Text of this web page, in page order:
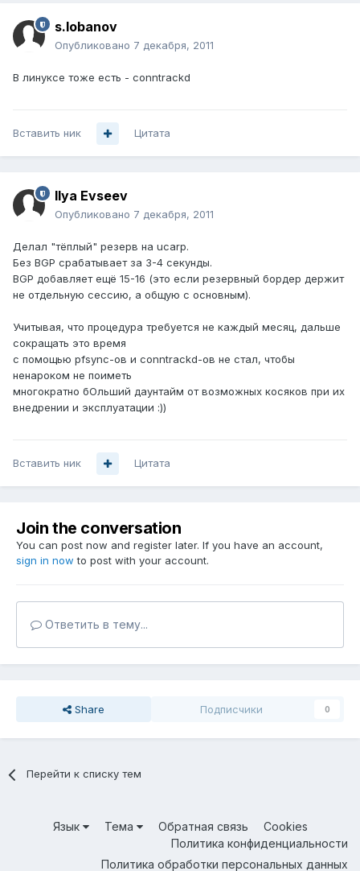
s.lobanov
Опубликовано 7 декабря, 2011
В линуксе тоже есть - conntrackd
Вставить ник Цитата
Ilya Evseev
Опубликовано 7 декабря, 2011
Делал "тёплый" резерв на ucarp.
Без BGP срабатывает за 3-4 секунды.
BGP добавляет ещё 15-16 (это если резервный бордер держит
не отдельную сессию, а общую с основным).
Учитывая, что процедура требуется не каждый месяц, дальше
сокращать это время
с помощью pfsync-ов и conntrackd-ов не стал, чтобы
ненароком не поиметь
многократно бОльший даунтайм от возможных косяков при их
внедрении и эксплуатации :))
Вставить ник Цитата
Join the conversation
You can post now and register later. If you have an account,
sign in now to post with your account.
Ответить в тему...
Share Подписчики 0
Перейти к списку тем
Язык Тема Обратная связь
Cookies
Политика конфиденциальности
Политика обработки персональных данных